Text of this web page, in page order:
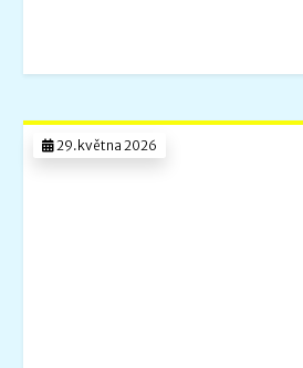
29.května 2026